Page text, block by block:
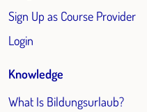
Sign Up as Course Provider
Login
Knowledge
What Is Bildungsurlaub?